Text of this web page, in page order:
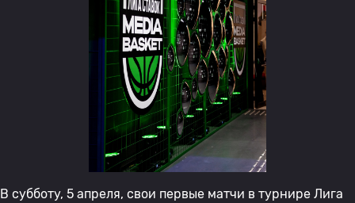
В субботу, 5 апреля, свои первые матчи в турнире Лига